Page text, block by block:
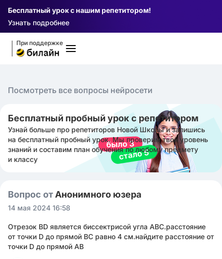
Бесплатный урок с нашим репетитором!
Узнать подробнее
При поддержке
Посмотреть все вопросы нейросети
Бесплатный пробный урок с репетитором
Узнай больше про репетиторов Новой Школы и запишись
на бесплатный пробный урок. Мы проверим твой уровень
знаний и составим план обучения по любому предмету
и классу
Вопрос от Анонимного юзера
14 мая 2024 16:58
Отрезок BD является биссектрисой угла АВС.расстояние
от точки D до прямой ВС равно 4 см.найдите расстояние от
точки D до прямой АВ